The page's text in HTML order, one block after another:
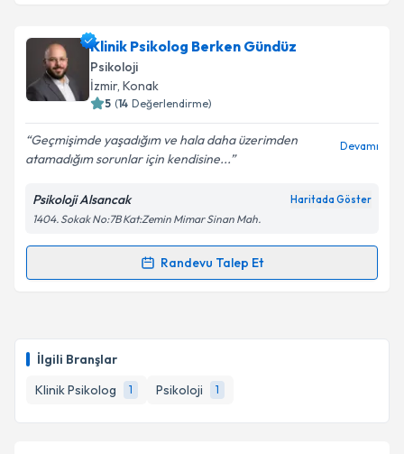
İlgili Branşlar
Klinik Psikolog
1 Psikoloji 1
Klinik Psikolog Berken Gündüz
Psikoloji
İzmir, Konak
5 (14 Değerlendirme)
Geçmişimde yaşadığım ve hala daha üzerimden
atamadığım sorunlar için kendisine...
Devamı
Psikoloji Alsancak Haritada Göster
1404. Sokak No:7B Kat:Zemin Mimar Sinan Mah.
Randevu Talep Et
Randevu Takvimi Talebi
için bir takvim hazırlandığında e-posta ile
bilgilendireceğiz.
E-posta Adresiniz